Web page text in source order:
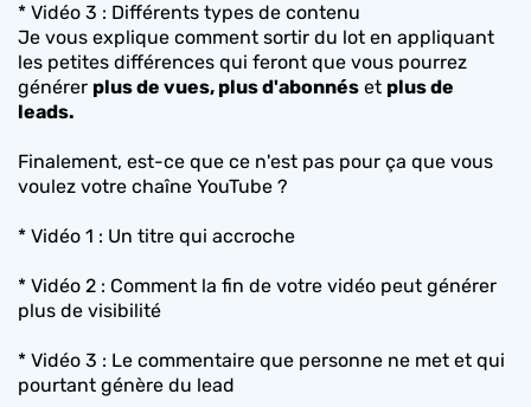
* Vidéo 3 : Différents types de contenu
Je vous explique comment sortir du lot en appliquant
les petites différences qui feront que vous pourrez
générer plus de vues, plus d'abonnés et plus de
leads.
Finalement, est-ce que ce n'est pas pour ça que vous
voulez votre chaîne YouTube ?
* Vidéo 1 : Un titre qui accroche
* Vidéo 2 : Comment la fin de votre vidéo peut générer
plus de visibilité
* Vidéo 3 : Le commentaire que personne ne met et qui
pourtant génère du lead